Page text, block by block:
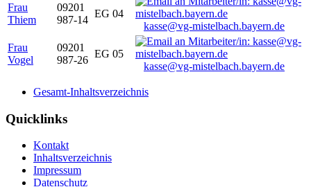
Frau
Thiem
09201
987-14
EG 04
kasse@vg-mistelbach.bayern.de
Frau
Vogel
09201
987-26
EG 05
kasse@vg-mistelbach.bayern.de
Gesamt-Inhaltsverzeichnis
Quicklinks
Kontakt
Inhaltsverzeichnis
Impressum
Datenschutz